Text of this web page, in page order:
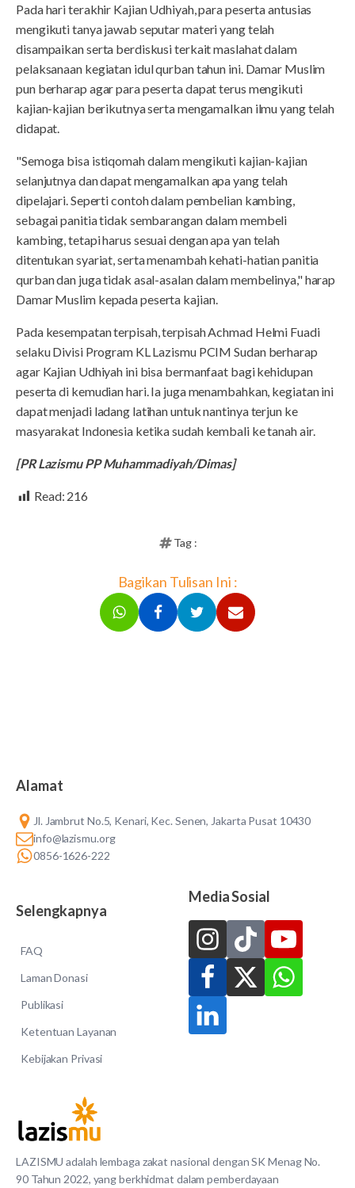
Pada hari terakhir Kajian Udhiyah, para peserta antusias
mengikuti tanya jawab seputar materi yang telah
disampaikan serta berdiskusi terkait maslahat dalam
pelaksanaan kegiatan idul qurban tahun ini. Damar Muslim
pun berharap agar para peserta dapat terus mengikuti
kajian-kajian berikutnya serta mengamalkan ilmu yang telah
didapat.
"Semoga bisa istiqomah dalam mengikuti kajian-kajian
selanjutnya dan dapat mengamalkan apa yang telah
dipelajari. Seperti contoh dalam pembelian kambing,
sebagai panitia tidak sembarangan dalam membeli
kambing, tetapi harus sesuai dengan apa yan telah
ditentukan syariat, serta menambah kehati-hatian panitia
qurban dan juga tidak asal-asalan dalam membelinya," harap
Damar Muslim kepada peserta kajian.
Pada kesempatan terpisah, terpisah Achmad Helmi Fuadi
selaku Divisi Program KL Lazismu PCIM Sudan berharap
agar Kajian Udhiyah ini bisa bermanfaat bagi kehidupan
peserta di kemudian hari. Ia juga menambahkan, kegiatan ini
dapat menjadi ladang latihan untuk nantinya terjun ke
masyarakat Indonesia ketika sudah kembali ke tanah air.
[PR Lazismu PP Muhammadiyah/Dimas]
Read: 216
Tag :
Bagikan Tulisan Ini :
LAZISMU adalah lembaga zakat nasional dengan SK Menag No.
90 Tahun 2022, yang berkhidmat dalam pemberdayaan
Alamat
Jl. Jambrut No.5, Kenari, Kec. Senen, Jakarta Pusat 10430
info@lazismu.org
0856-1626-222
Selengkapnya
FAQ
Laman Donasi
Publikasi
Ketentuan Layanan
Kebijakan Privasi
Media Sosial